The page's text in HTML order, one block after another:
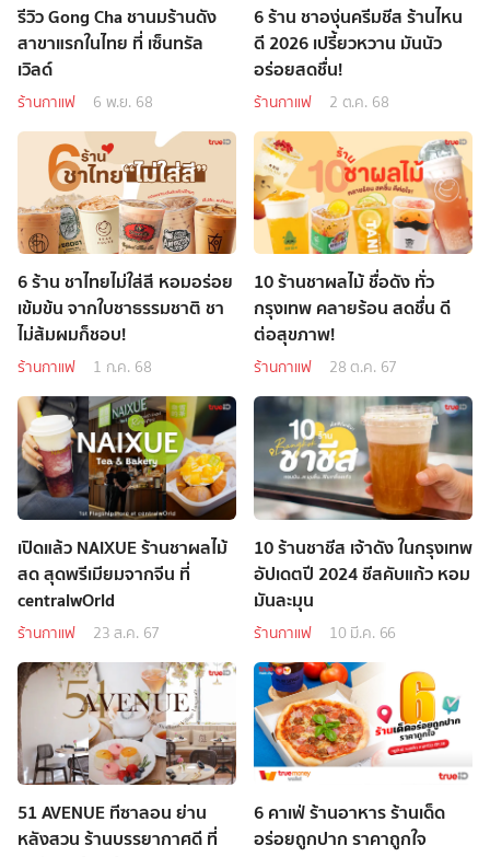
รีวิว Gong Cha ชานมร้านดัง
สาขาแรกในไทย ที่ เซ็นทรัล
เวิลด์
ร้านกาแฟ 6 พ.ย. 68
6 ร้าน ชาองุ่นครีมชีส ร้านไหน
ดี 2026 เปรี้ยวหวาน มันนัว
อร่อยสดชื่น!
ร้านกาแฟ 2 ต.ค. 68
6 ร้าน ชาไทยไม่ใส่สี หอมอร่อย
เข้มข้น จากใบชาธรรมชาติ ชา
ไม่ส้มผมก็ชอบ!
ร้านกาแฟ 1 ก.ค. 68
10 ร้านชาผลไม้ ชื่อดัง ทั่ว
กรุงเทพ คลายร้อน สดชื่น ดี
ต่อสุขภาพ!
ร้านกาแฟ 28 ต.ค. 67
เปิดแล้ว NAIXUE ร้านชาผลไม้
สด สุดพรีเมียมจากจีน ที่
centralwOrld
ร้านกาแฟ 23 ส.ค. 67
10 ร้านชาชีส เจ้าดัง ในกรุงเทพ
อัปเดตปี 2024 ชีสคับแก้ว หอม
มันละมุน
ร้านกาแฟ 10 มี.ค. 66
51 AVENUE ทีซาลอน ย่าน
หลังสวน ร้านบรรยากาศดี ที่
6 คาเฟ่ ร้านอาหาร ร้านเด็ด
อร่อยถูกปาก ราคาถูกใจ